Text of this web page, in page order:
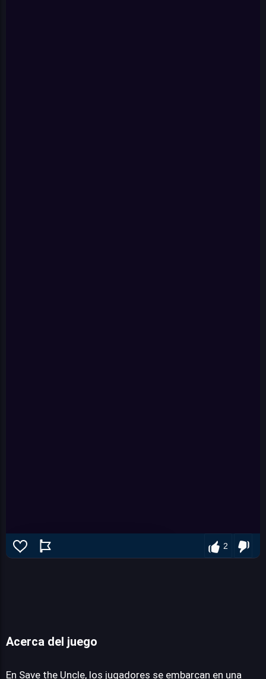
2
Acerca del juego
En Save the Uncle, los jugadores se embarcan en una